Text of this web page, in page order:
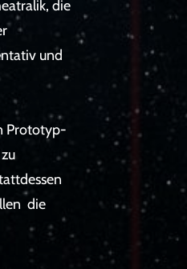
die
und
Prototyp-
die